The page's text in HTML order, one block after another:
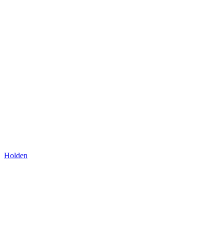
Holden